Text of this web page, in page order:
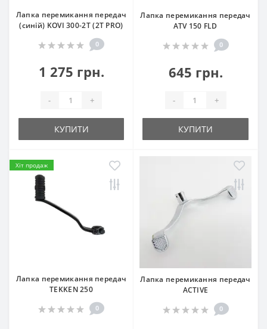
Лапка перемикання передач
(синій) KOVI 300-2T (2Т PRO)
0
1 275 грн.
- +
КУПИТИ
Лапка перемикання передач
ATV 150 FLD
0
645 грн.
- +
КУПИТИ
Хіт продаж
Лапка перемикання передач
TEKKEN 250
0
Лапка перемикання передач
ACTIVE
0